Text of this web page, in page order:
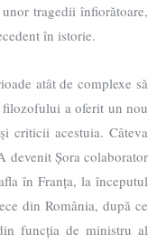
tragedii înfiorătoare,
în istorie.
atât de complexe să
filozofului a oferit un nou
criticii acestuia. Câteva
devenit Șora colaborator
în Franța, la începutul
din România, după ce
funcția de ministru al